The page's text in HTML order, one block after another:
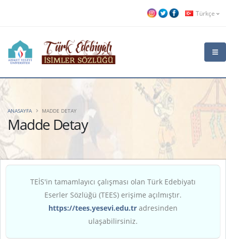
Türkçe
Madde Detay
ANASAYFA MADDE DETAY
TEİS'in tamamlayıcı çalışması olan Türk Edebiyatı
Eserler Sözlüğü (TEES) erişime açılmıştır.
https://tees.yesevi.edu.tr adresinden
ulaşabilirsiniz.